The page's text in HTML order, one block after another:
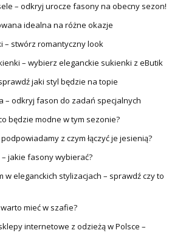
– odkryj urocze fasony na obecny sezon!
idealna na różne okazje
– stwórz romantyczny look
– wybierz eleganckie sukienki z eButik
jaki styl będzie na topie
– odkryj fason do zadań specjalnych
będzie modne w tym sezonie?
z czym łączyć je jesienią?
jakie fasony wybierać?
w eleganckich stylizacjach – sprawdź czy to
mieć w szafie?
internetowe z odzieżą w Polsce –